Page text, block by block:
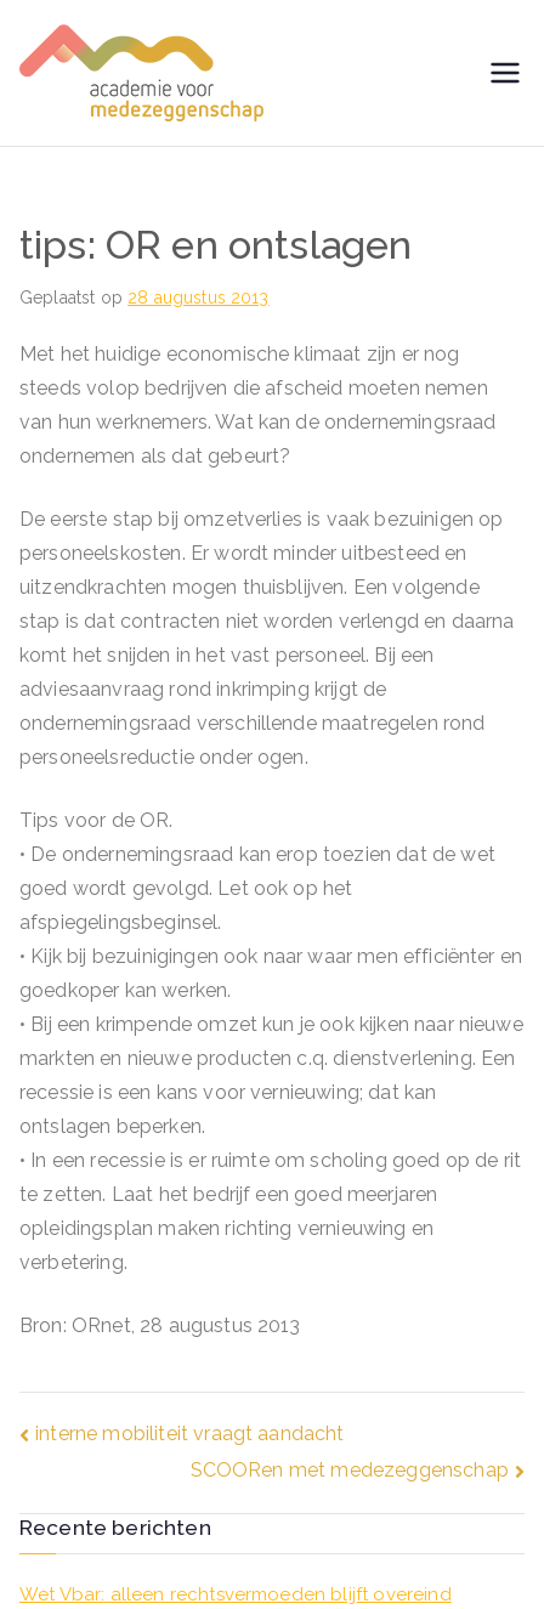
naar
de
voor
Medezegg
enschap
tips: OR en ontslagen
Geplaatst op 28 augustus 2013
Met het huidige economische klimaat zijn er nog
steeds volop bedrijven die afscheid moeten nemen
van hun werknemers. Wat kan de ondernemingsraad
ondernemen als dat gebeurt?
De eerste stap bij omzetverlies is vaak bezuinigen op
personeelskosten. Er wordt minder uitbesteed en
uitzendkrachten mogen thuisblijven. Een volgende
stap is dat contracten niet worden verlengd en daarna
komt het snijden in het vast personeel. Bij een
adviesaanvraag rond inkrimping krijgt de
ondernemingsraad verschillende maatregelen rond
personeelsreductie onder ogen.
Tips voor de OR.
• De ondernemingsraad kan erop toezien dat de wet
goed wordt gevolgd. Let ook op het
afspiegelingsbeginsel.
• Kijk bij bezuinigingen ook naar waar men efficiënter en
goedkoper kan werken.
• Bij een krimpende omzet kun je ook kijken naar nieuwe
markten en nieuwe producten c.q. dienstverlening. Een
recessie is een kans voor vernieuwing; dat kan
ontslagen beperken.
• In een recessie is er ruimte om scholing goed op de rit
te zetten. Laat het bedrijf een goed meerjaren
opleidingsplan maken richting vernieuwing en
verbetering.
Bron: ORnet, 28 augustus 2013
Bericht
interne mobiliteit vraagt aandacht
SCOORen met medezeggenschap
Recente berichten
Wet Vbar: alleen rechtsvermoeden blijft overeind